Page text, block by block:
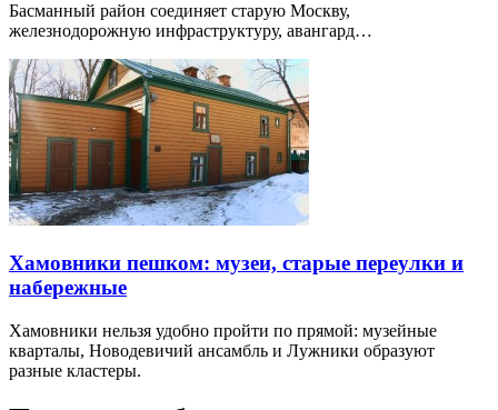
Басманный район соединяет старую Москву,
железнодорожную инфраструктуру, авангард…
Хамовники пешком: музеи, старые переулки и
набережные
Хамовники нельзя удобно пройти по прямой: музейные
кварталы, Новодевичий ансамбль и Лужники образуют
разные кластеры.